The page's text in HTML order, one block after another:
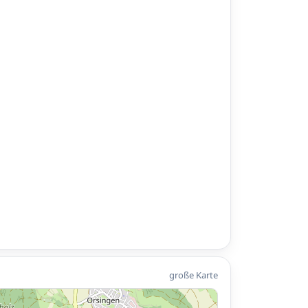
große Karte